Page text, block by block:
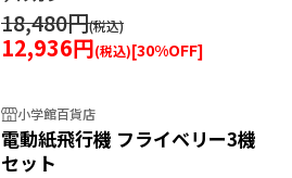
18,480円
12,936円 [30%OFF]
小学館百貨店
電動紙飛行機 フライベリー3機
セット